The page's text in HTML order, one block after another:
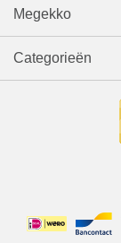
Megekko
Categorieën